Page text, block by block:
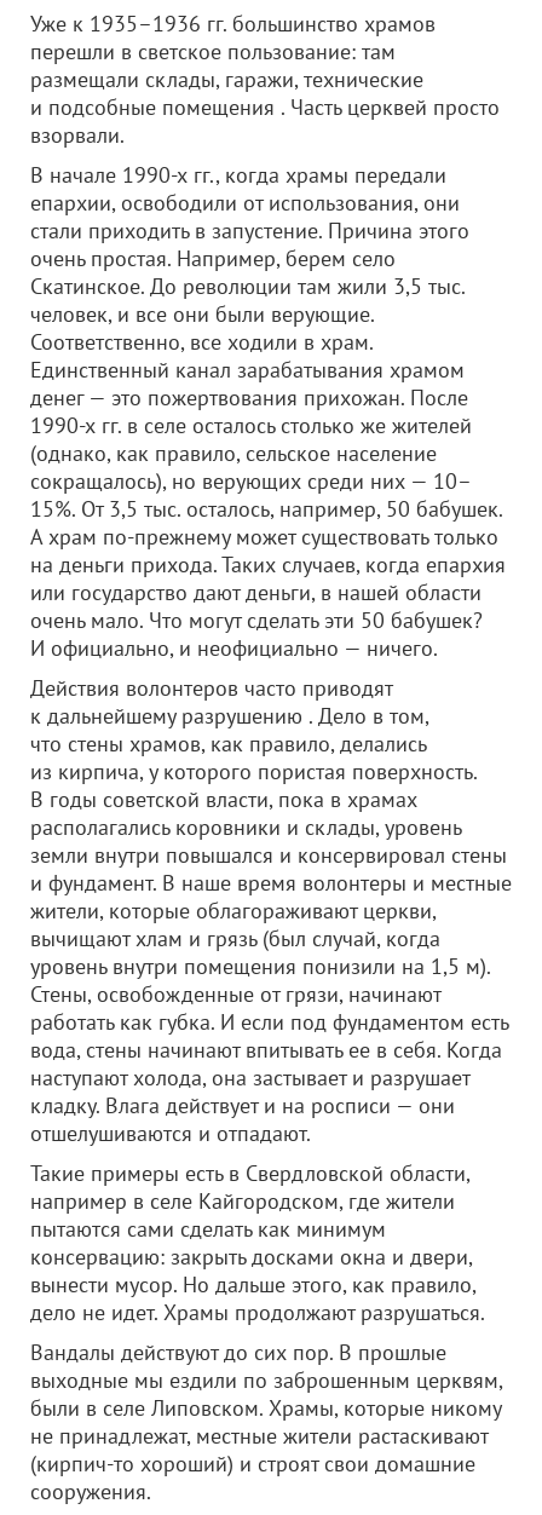
Уже к 1935–1936 гг. большинство храмов
перешли в светское пользование: там
размещали склады, гаражи, технические
и подсобные помещения . Часть церквей просто
взорвали.
В начале 1990-х гг., когда храмы передали
епархии, освободили от использования, они
стали приходить в запустение. Причина этого
очень простая. Например, берем село
Скатинское. До революции там жили 3,5 тыс.
человек, и все они были верующие.
Соответственно, все ходили в храм.
Единственный канал зарабатывания храмом
денег — это пожертвования прихожан. После
1990-х гг. в селе осталось столько же жителей
(однако, как правило, сельское население
сокращалось), но верующих среди них — 10–
15%. От 3,5 тыс. осталось, например, 50 бабушек.
А храм по-прежнему может существовать только
на деньги прихода. Таких случаев, когда епархия
или государство дают деньги, в нашей области
очень мало. Что могут сделать эти 50 бабушек?
И официально, и неофициально — ничего.
Действия волонтеров часто приводят
к дальнейшему разрушению . Дело в том,
что стены храмов, как правило, делались
из кирпича, у которого пористая поверхность.
В годы советской власти, пока в храмах
располагались коровники и склады, уровень
земли внутри повышался и консервировал стены
и фундамент. В наше время волонтеры и местные
жители, которые облагораживают церкви,
вычищают хлам и грязь (был случай, когда
уровень внутри помещения понизили на 1,5 м).
Стены, освобожденные от грязи, начинают
работать как губка. И если под фундаментом есть
вода, стены начинают впитывать ее в себя. Когда
наступают холода, она застывает и разрушает
кладку. Влага действует и на росписи — они
отшелушиваются и отпадают.
Такие примеры есть в Свердловской области,
например в селе Кайгородском, где жители
пытаются сами сделать как минимум
консервацию: закрыть досками окна и двери,
вынести мусор. Но дальше этого, как правило,
дело не идет. Храмы продолжают разрушаться.
Вандалы действуют до сих пор. В прошлые
выходные мы ездили по заброшенным церквям,
были в селе Липовском. Храмы, которые никому
не принадлежат, местные жители растаскивают
(кирпич-то хороший) и строят свои домашние
сооружения.